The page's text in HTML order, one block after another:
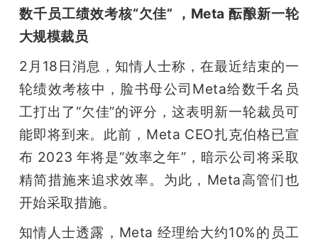
数千员工绩效考核“欠佳” ，Meta 酝酿新一轮
大规模裁员
2月18日消息，知情人士称，在最近结束的一
轮绩效考核中，脸书母公司Meta给数千名员
工打出了“欠佳”的评分，这表明新一轮裁员可
能即将到来。此前，Meta CEO扎克伯格已宣
布 2023 年将是“效率之年”，暗示公司将采取
精简措施来追求效率。为此，Meta高管们也
开始采取措施。
知情人士透露，Meta 经理给大约10%的员工